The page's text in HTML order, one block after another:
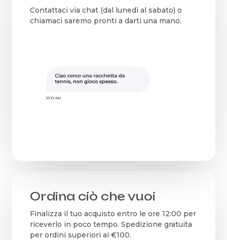
Contattaci via chat (dal lunedì al sabato) o
chiamaci saremo pronti a darti una mano.
Ordina ciò che vuoi
Finalizza il tuo acquisto entro le ore 12:00 per
riceverlo in poco tempo. Spedizione gratuita
per ordini superiori ai €100.